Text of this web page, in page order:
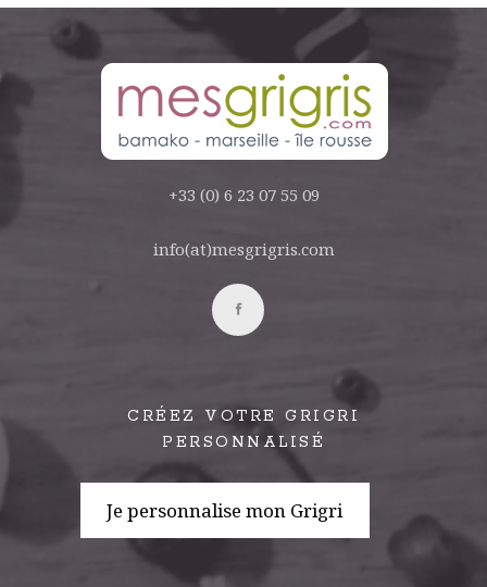
+33 (0) 6 23 07 55 09
info(at)mesgrigris.com
CRÉEZ VOTRE GRIGRI
PERSONNALISÉ
Je personnalise mon Grigri